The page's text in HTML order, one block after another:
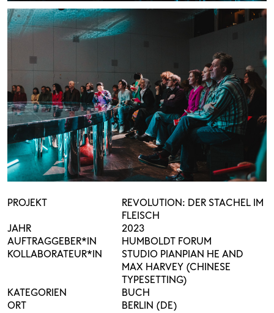
PROJEKT
REVOLUTION: DER STACHEL IM
FLEISCH
JAHR
2023
AUFTRAGGEBER*IN
HUMBOLDT FORUM
KOLLABORATEUR*IN
STUDIO PIANPIAN HE AND
MAX HARVEY (CHINESE
TYPESETTING)
KATEGORIEN
BUCH
ORT
BERLIN (DE)